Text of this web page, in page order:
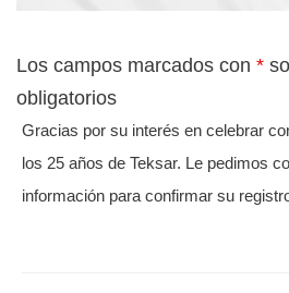
Los campos marcados con *
obligatorios
Gracias por su interés en celebrar
los 25 años de Teksar. Le pedimos
información para confirmar su